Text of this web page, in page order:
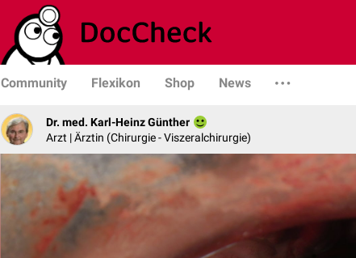
Community Flexikon Shop News
Dr. med. Karl-Heinz Günther
Arzt | Ärztin (Chirurgie - Viszeralchirurgie)